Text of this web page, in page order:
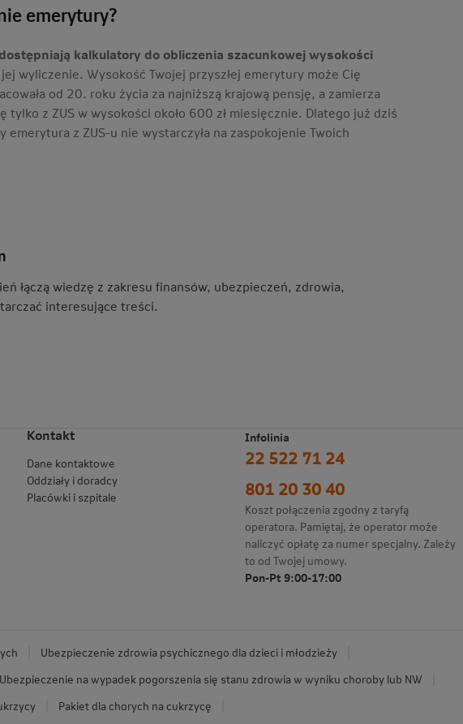
emerytury?
kalkulatory do obliczenia szacunkowej wysokości
wyliczenie. Wysokość Twojej przyszłej emerytury może Cię
od 20. roku życia za najniższą krajową pensję, a zamierza
z ZUS w wysokości około 600 zł miesięcznie. Dlatego już dziś
z ZUS-u nie wystarczyła na zaspokojenie Twoich
łączą wiedzę z zakresu finansów, ubezpieczeń, zdrowia,
interesujące treści.
Kontakt
Dane kontaktowe
Oddziały i doradcy
Placówki i szpitale
Infolinia
22 522 71 24
801 20 30 40
Koszt połączenia zgodny z taryfą
operatora. Pamiętaj, że operator może
naliczyć opłatę za numer specjalny. Zależy
to od Twojej umowy.
Pon-Pt 9:00-17:00
Ubezpieczenie zdrowia psychicznego dla dzieci i młodzieży
Ubezpieczenie na wypadek pogorszenia się stanu zdrowia w wyniku choroby lub NW
Pakiet dla chorych na cukrzycę